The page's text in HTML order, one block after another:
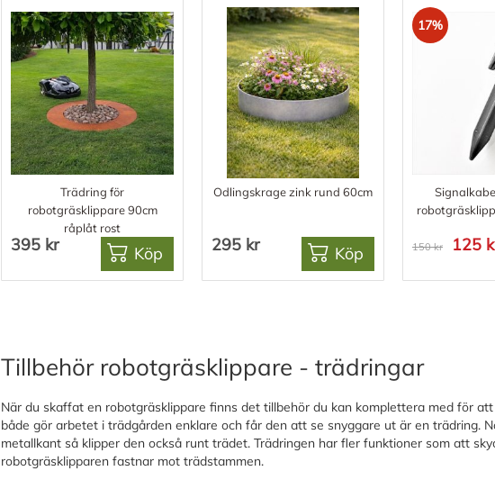
Trädring för
robotgräsklippare 90cm
råplåt rost
395 kr Köp
Odlingskrage zink rund 60cm
295 kr Köp
17%
150 kr 125
Tillbehör robotgräsklippare - trädringar
När du skaffat en robotgräsklippare finns det tillbehör du kan komplettera med för
både gör arbetet i trädgården enklare och får den att se snyggare ut är en trädring.
metallkant så klipper den också runt trädet. Trädringen har fler funktioner som att
robotgräsklipparen fastnar mot trädstammen.